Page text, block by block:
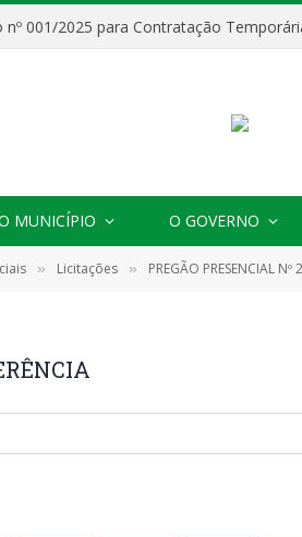
MUNICÍPIO O GOVERNO
» Licitações » PREGÃO PRESENCIAL